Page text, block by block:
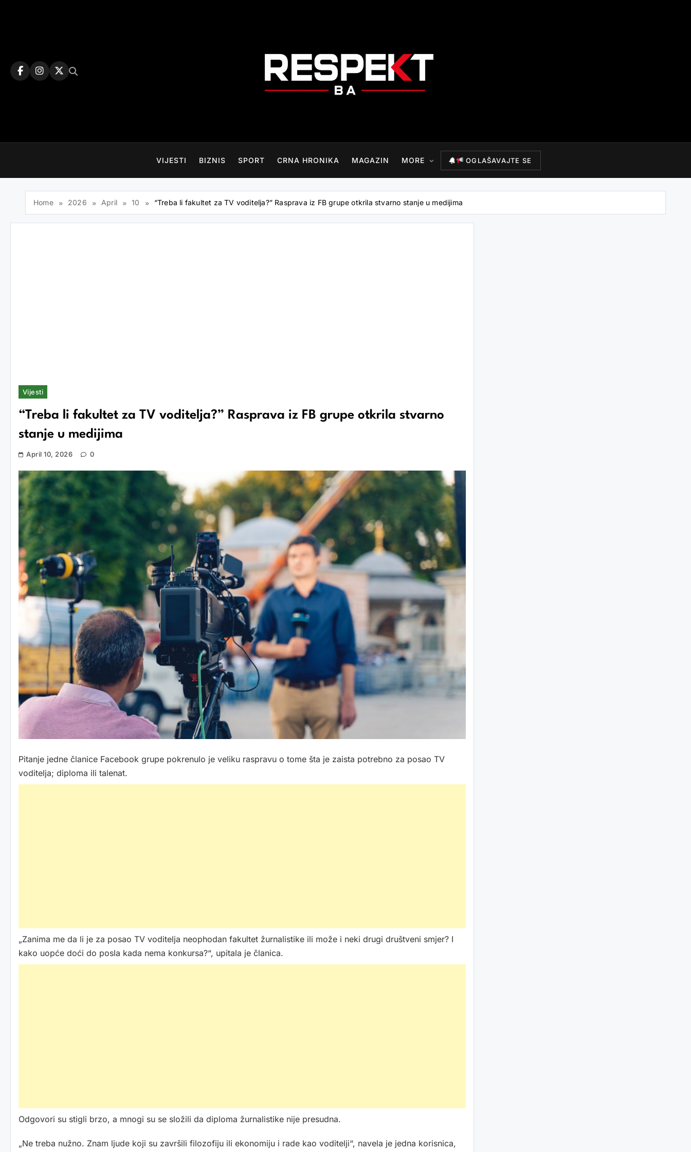
VIJESTI BIZNIS SPORT CRNA HRONIKA MAGAZIN MORE OGLAŠAVAJTE SE
Home 2026 April 10 “Treba li fakultet za TV voditelja?” Rasprava iz FB grupe otkrila stvarno stanje u medijima
Vijesti
“Treba li fakultet za TV voditelja?” Rasprava iz FB grupe otkrila stvarno
stanje u medijima
April 10, 2026 0
Pitanje jedne članice Facebook grupe pokrenulo je veliku raspravu o tome šta je zaista potrebno za posao TV
voditelja; diploma ili talenat.
„Zanima me da li je za posao TV voditelja neophodan fakultet žurnalistike ili može i neki drugi društveni smjer? I
kako uopće doći do posla kada nema konkursa?“, upitala je članica.
Odgovori su stigli brzo, a mnogi su se složili da diploma žurnalistike nije presudna.
„Ne treba nužno. Znam ljude koji su završili filozofiju ili ekonomiju i rade kao voditelji“, navela je jedna korisnica,